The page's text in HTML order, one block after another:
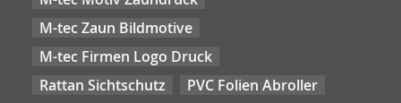
M-tec Zaun Bildmotive
M-tec Firmen Logo Druck
Rattan Sichtschutz
PVC Folien Abroller